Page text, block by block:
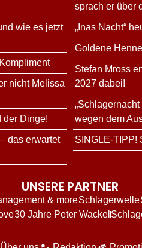
wie es jetzt
nicht Melissa
der Dinge!
das erwartet
sprach er über
„Inas Nacht“
Goldene
Stefan Mross
2027 dabei!
wegen dem
SINGLE-TIPP!
UNSERE PARTNER
& moreSchlagerwelle
30 Jahre Peter Wackel